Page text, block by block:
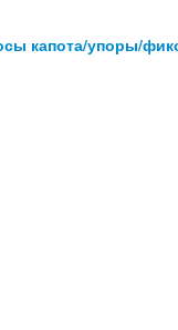
капота/упоры/